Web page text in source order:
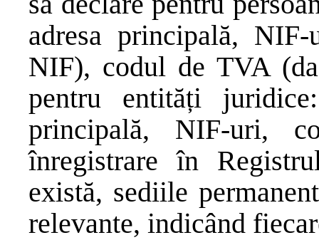
adresa principală,
NIF), codul de TVA
pentru entități
principală, NIF-uri,
înregistrare în
există, sediile
relevante, indicând